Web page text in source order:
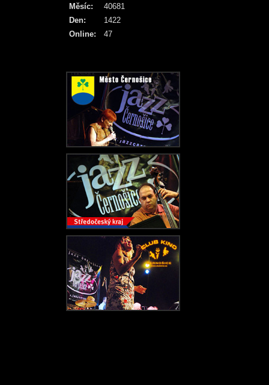
Online: 47
Měsíc:
40681
Den:
1422